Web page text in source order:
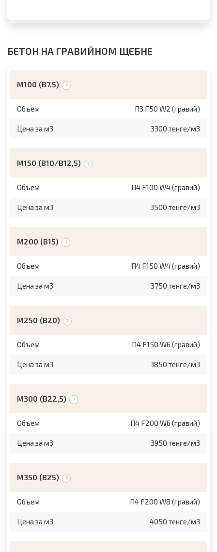
БЕТОН НА ГРАВИЙНОМ ЩЕБНЕ
М100 (B7,5)
Объем П3 F50 W2 (гравий)
Цена за м3 3300 тенге/м3
М150 (B10/B12,5)
Объем П4 F100 W4 (гравий)
Цена за м3 3500 тенге/м3
М200 (B15)
Объем П4 F150 W4 (гравий)
Цена за м3 3750 тенге/м3
М250 (B20)
Объем П4 F150 W6 (гравий)
Цена за м3 3850 тенге/м3
М300 (B22,5)
Объем П4 F200 W6 (гравий)
Цена за м3 3950 тенге/м3
М350 (B25)
Объем П4 F200 W8 (гравий)
Цена за м3 4050 тенге/м3